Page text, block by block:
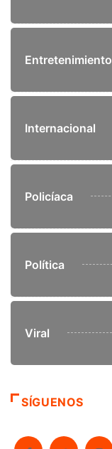
Entretenimiento
Internacional
Policíaca
Política
Viral
SÍGUENOS